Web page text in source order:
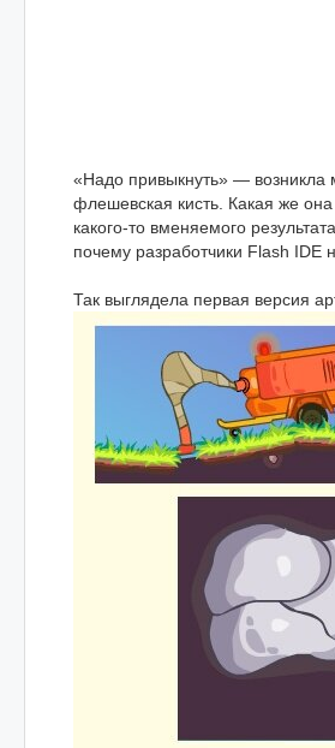
«Надо привыкнуть» — возникла
флешевская кисть. Какая же
какого-то вменяемого
почему разработчики Flash IDE
Так выглядела первая версия